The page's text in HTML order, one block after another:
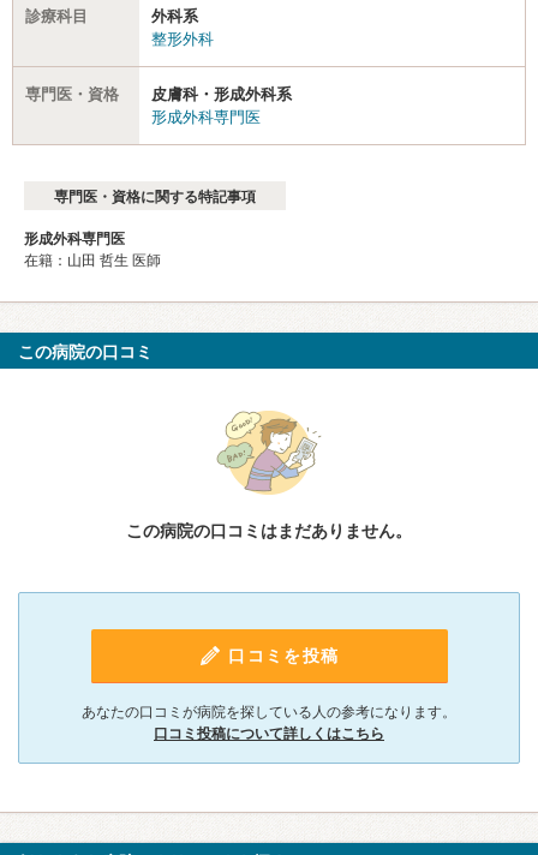
診療科目
外科系
整形外科
専門医・資格
皮膚科・形成外科系
形成外科専門医
専門医・資格に関する特記事項
形成外科専門医
在籍：山田 哲生 医師
この病院の口コミ
この病院の口コミはまだありません。
口コミを投稿
あなたの口コミが病院を探している人の参考になります。
口コミ投稿について詳しくはこちら